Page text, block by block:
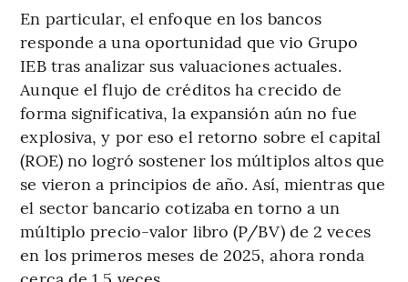
En particular, el enfoque en los bancos
responde a una oportunidad que vio Grupo
IEB tras analizar sus valuaciones actuales.
Aunque el flujo de créditos ha crecido de
forma significativa, la expansión aún no fue
explosiva, y por eso el retorno sobre el capital
(ROE) no logró sostener los múltiplos altos que
se vieron a principios de año. Así, mientras que
el sector bancario cotizaba en torno a un
múltiplo precio-valor libro (P/BV) de 2 veces
en los primeros meses de 2025, ahora ronda